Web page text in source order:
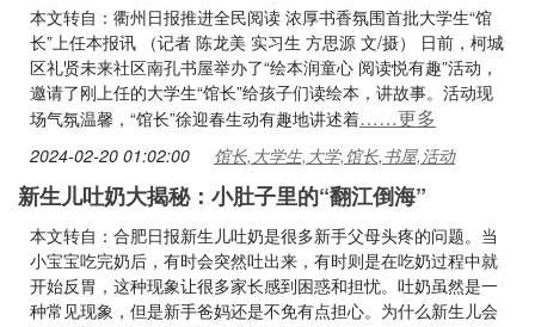
本文转自：衢州日报推进全民阅读 浓厚书香氛围首批大学生“馆
长”上任本报讯 （记者 陈龙美 实习生 方思源 文/摄） 日前，柯城
区礼贤未来社区南孔书屋举办了“绘本润童心 阅读悦有趣”活动，
邀请了刚上任的大学生“馆长”给孩子们读绘本，讲故事。活动现
场气氛温馨，“馆长”徐迎春生动有趣地讲述着……更多
2024-02-20 01:02:00 馆长,大学生,大学,馆长,书屋,活动
新生儿吐奶大揭秘：小肚子里的“翻江倒海”
本文转自：合肥日报新生儿吐奶是很多新手父母头疼的问题。当
小宝宝吃完奶后，有时会突然吐出来，有时则是在吃奶过程中就
开始反胃，这种现象让很多家长感到困惑和担忧。吐奶虽然是一
种常见现象，但是新手爸妈还是不免有点担心。为什么新生儿会